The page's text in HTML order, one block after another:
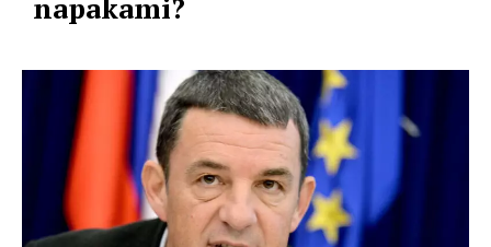
napakami?